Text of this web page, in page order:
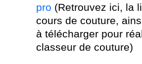
pro (Retrouvez ici, la
cours de couture,
à télécharger pour
classeur de couture)